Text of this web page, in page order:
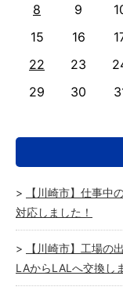
8
9
15
16
22
23
29
30
【川崎市】仕事中
対応しました！
【川崎市】工場の
LAからLALへ交換し